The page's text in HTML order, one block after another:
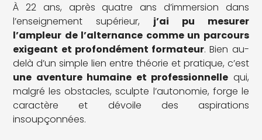
À 22 ans, après quatre ans d’immersion dans
l’enseignement supérieur, j’ai pu mesurer
l’ampleur de l’alternance comme un parcours
exigeant et profondément formateur. Bien au-
delà d’un simple lien entre théorie et pratique, c’est
une aventure humaine et professionnelle qui,
malgré les obstacles, sculpte l’autonomie, forge le
caractère et dévoile des aspirations
insoupçonnées.